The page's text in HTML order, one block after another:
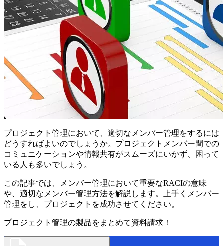
プロジェクト管理において、適切なメンバー管理をするには
どうすればよいのでしょうか。プロジェクトメンバー間での
コミュニケーションや情報共有がスムーズにいかず、困って
いる人も多いでしょう。
この記事では、メンバー管理において重要なRACIの意味
や、適切なメンバー管理方法を解説します。上手くメンバー
管理をし、プロジェクトを成功させてください。
プロジェクト管理の製品をまとめて資料請求！